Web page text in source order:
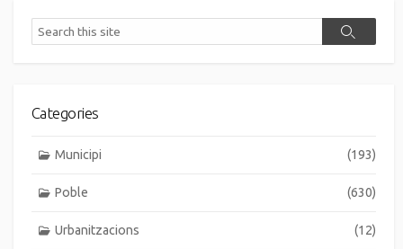
Search
Search
Categories
Municipi (193)
Poble (630)
Urbanitzacions (12)